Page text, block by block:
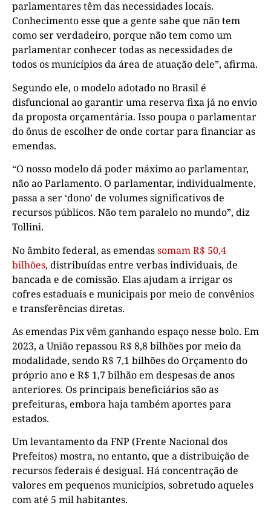
parlamentares têm das necessidades locais.
Conhecimento esse que a gente sabe que não tem
como ser verdadeiro, porque não tem como um
parlamentar conhecer todas as necessidades de
todos os municípios da área de atuação dele”, afirma.
Segundo ele, o modelo adotado no Brasil é
disfuncional ao garantir uma reserva fixa já no envio
da proposta orçamentária. Isso poupa o parlamentar
do ônus de escolher de onde cortar para financiar as
emendas.
“O nosso modelo dá poder máximo ao parlamentar,
não ao Parlamento. O parlamentar, individualmente,
passa a ser ‘dono’ de volumes significativos de
recursos públicos. Não tem paralelo no mundo”, diz
Tollini.
No âmbito federal, as emendassomam R$ 50,4
bilhões, distribuídas entre verbas individuais, de
bancada e de comissão. Elas ajudam a irrigar os
cofres estaduais e municipais por meio de convênios
e transferências diretas.
As emendas Pix vêm ganhando espaço nesse bolo. Em
2023, a União repassou R$ 8,8 bilhões por meio da
modalidade, sendo R$ 7,1 bilhões do Orçamento do
próprio ano e R$ 1,7 bilhão em despesas de anos
anteriores. Os principais beneficiários são as
prefeituras, embora haja também aportes para
estados.
Um levantamento da FNP (Frente Nacional dos
Prefeitos) mostra, no entanto, que a distribuição de
recursos federais é desigual. Há concentração de
valores em pequenos municípios, sobretudo aqueles
com até 5 mil habitantes.